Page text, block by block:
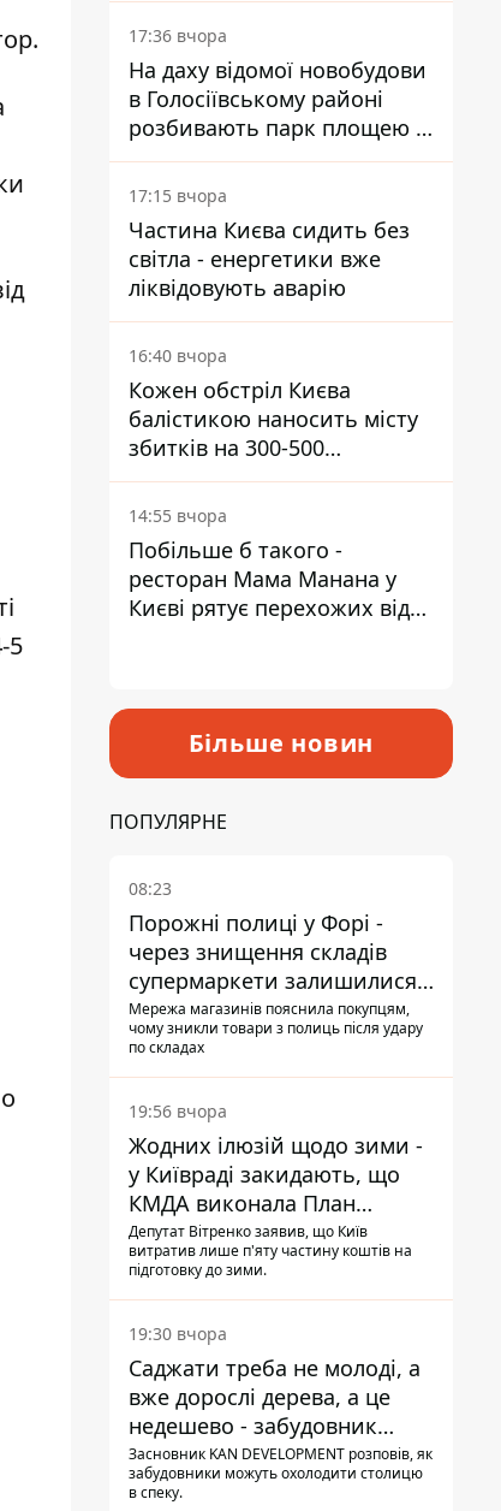
.
5
17:36 вчора
На даху відомої новобудови
в Голосіївському районі
розбивають парк площею в
гектар
17:15 вчора
Частина Києва сидить без
світла - енергетики вже
ліквідовують аварію
16:40 вчора
Кожен обстріл Києва
балістикою наносить місту
збитків на 300-500
мільйонів - Петро
Пантелеєв
14:55 вчора
Побільше б такого -
ресторан Мама Манана у
Києві рятує перехожих від
Більше новин
ПОПУЛЯРНЕ
08:23
Порожні полиці у Форі -
через знищення складів
супермаркети залишилися
без асортименту
Мережа магазинів пояснила покупцям,
чому зникли товари з полиць після удару
по складах
19:56 вчора
Жодних ілюзій щодо зими -
у Київраді закидають, що
КМДА виконала План
стійкості на 20%
Депутат Вітренко заявив, що Київ
витратив лише п'яту частину коштів на
підготовку до зими.
19:30 вчора
Саджати треба не молоді, а
вже дорослі дерева, а це
недешево - забудовник
Ніконов
Засновник KAN DEVELOPMENT розповів, як
забудовники можуть охолодити столицю
в спеку.